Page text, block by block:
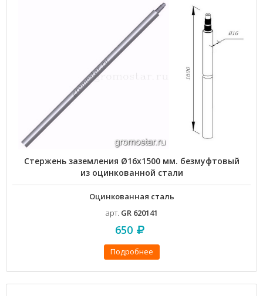
Стержень заземления Ø16х1500 мм. безмуфтовый
из оцинкованной стали
Оцинкованная сталь
арт. GR 620141
650
Подробнее